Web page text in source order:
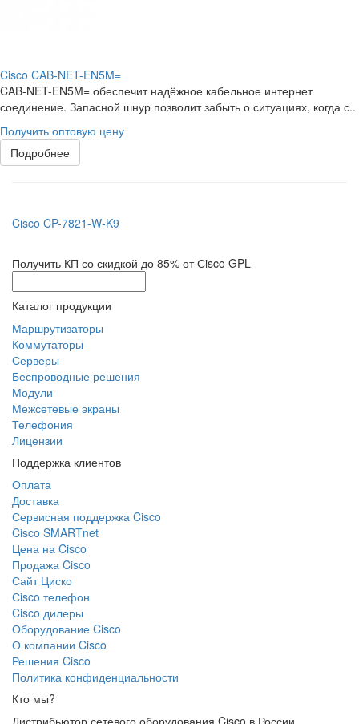
Cisco CAB-NET-EN5M=
CAB-NET-EN5M= обеспечит надёжное кабельное интернет
соединение. Запасной шнур позволит забыть о ситуациях, когда с..
Получить оптовую цену
Подробнее
Cisco CP-7821-W-K9
Получить КП со скидкой до 85% от Сisco GPL
Каталог продукции
Маршрутизаторы
Коммутаторы
Серверы
Беспроводные решения
Модули
Межсетевые экраны
Телефония
Лицензии
Поддержка клиентов
Оплата
Доставка
Сервисная поддержка Cisco
Cisco SMARTnet
Цена на Cisco
Продажа Cisco
Сайт Циско
Сisco телефон
Cisco дилеры
Оборудование Cisco
О компании Cisco
Решения Cisco
Политика конфиденциальности
Кто мы?